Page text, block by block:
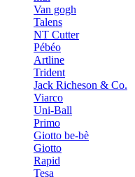
Van gogh
Talens
NT Cutter
Pébéo
Artline
Trident
Jack Richeson & Co.
Viarco
Uni-Ball
Primo
Giotto be-bè
Giotto
Rapid
Tesa